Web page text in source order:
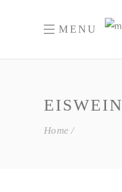
MENU
EISWEIN
Home